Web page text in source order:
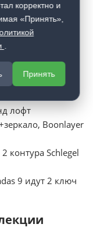
типа
ригели
2 шт.
Wood Steel
лофт
Boonlayer
контура Schlegel
9 идут 2 ключ
корректно и
«Принять»,
Принять